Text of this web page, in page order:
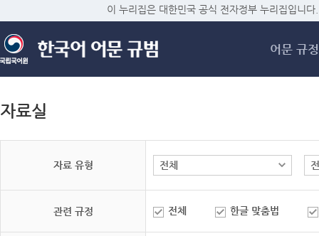
메
이 누리집은 대한민국 공식 전자정부 누리집입니다.
어문 규정
자료실
자료 유형
관련 규정 전체 한글 맞춤법